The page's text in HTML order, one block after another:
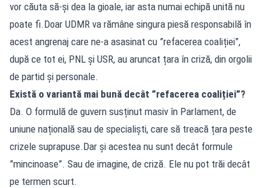
vor căuta să-și dea la gioale, iar asta numai echipă unită nu
poate fi.Doar UDMR va rămâne singura piesă responsabilă în
acest angrenaj care ne-a asasinat cu ”refacerea coaliției”,
după ce tot ei, PNL și USR, au aruncat țara în criză, din orgolii
de partid și personale.
Există o variantă mai bună decât ”refacerea coaliției”?
Da. O formulă de guvern susținut masiv în Parlament, de
uniune națională sau de specialiști, care să treacă țara peste
crizele suprapuse.Dar și acestea nu sunt decât formule
”mincinoase”. Sau de imagine, de criză. Ele nu pot trăi decât
pe termen scurt.